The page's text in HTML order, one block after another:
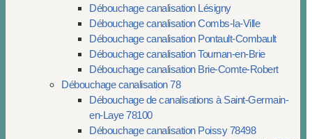
Débouchage canalisation Lésigny
Débouchage canalisation Combs-la-Ville
Débouchage canalisation Pontault-Combault
Débouchage canalisation Tournan-en-Brie
Débouchage canalisation Brie-Comte-Robert
Débouchage canalisation 78
Débouchage de canalisations à Saint-Germain-
en-Laye 78100
Débouchage canalisation Poissy 78498